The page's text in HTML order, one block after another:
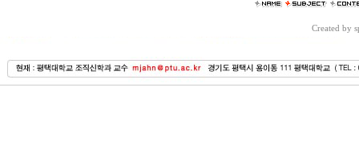
Created by